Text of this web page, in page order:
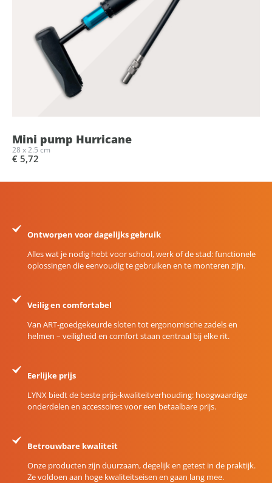
Mini pump Hurricane
28 x 2.5 cm
€ 5,72
Ontworpen voor dagelijks gebruik
Alles wat je nodig hebt voor school, werk of de stad: functionele
oplossingen die eenvoudig te gebruiken en te monteren zijn.
Veilig en comfortabel
Van ART-goedgekeurde sloten tot ergonomische zadels en
helmen – veiligheid en comfort staan centraal bij elke rit.
Eerlijke prijs
LYNX biedt de beste prijs-kwaliteitverhouding: hoogwaardige
onderdelen en accessoires voor een betaalbare prijs.
Betrouwbare kwaliteit
Onze producten zijn duurzaam, degelijk en getest in de praktijk.
Ze voldoen aan hoge kwaliteitseisen en gaan lang mee.